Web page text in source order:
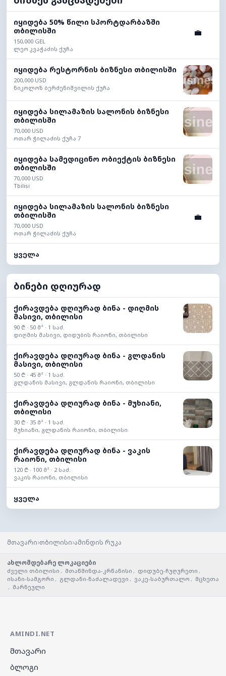
იყიდება 50% წილი სპორტდარბაზში
თბილისში
150,000 GEL
ლეო კვაჭაძის ქუჩა
💼
იყიდება რესტორნის ბიზნესი თბილისში
200,000 USD
ნიკოლოზ ბერძენიშვილის ქუჩა
იყიდება სილამაზის სალონის ბიზნესი
თბილისში
70,000 USD
ოთარ ჭილაძის ქუჩა 7
იყიდება სამედიცინო ობიექტის ბიზნესი
თბილისში
70,000 USD
Tbilisi
იყიდება სილამაზის სალონის ბიზნესი
თბილისში
70,000 USD
ოთარ ჭილაძის ქუჩა
💼
ყველა
ბინები დღიურად
ქირავდება დღიურად ბინა - დიღმის
მასივი, თბილისი
90 ₾ · 50 მ² · 1 საძ.
დიღმის მასივი, დიდუბის რაიონი, თბილისი
ქირავდება დღიურად ბინა - გლდანის
მასივი, თბილისი
50 ₾ · 45 მ² · 1 საძ.
გლდანის მასივი, გლდანის რაიონი, თბილისი
ქირავდება დღიურად ბინა - მუხიანი,
თბილისი
30 ₾ · 35 მ² · 1 საძ.
მუხიანი, გლდანის რაიონი, თბილისი
ქირავდება დღიურად ბინა - ვაკის
რაიონი, თბილისი
120 ₾ · 100 მ² · 2 საძ.
ვაკის რაიონი, თბილისი
ყველა
მთავარი›თბილისი›ამინდის რუკა
ახლომდებარე ლოკაციები
ძველი თბილისი , მთაწმინდა-კრწანისი , დიდუბე-ჩუღურეთი ,
ისანი-სამგორი , გლდანი-ნაძალადევი , ვაკე-საბურთალო , მცხეთა
, მარნეული
AMINDI.NET
მთავარი
ბლოგი